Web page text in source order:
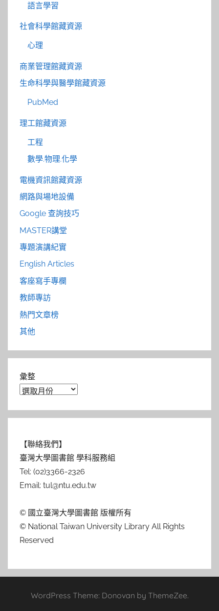
語言學習
社會科學館藏資源
心理
商業管理館藏資源
生命科學與醫學館藏資源
PubMed
理工館藏資源
工程
數學.物理.化學
電機資訊館藏資源
網路與場地設備
Google 查詢技巧
MASTER講堂
專題演講紀實
English Articles
客座寫手專欄
教師專訪
熱門文章榜
其他
彙整
【聯絡我們】
臺灣大學圖書館 學科服務組
Tel: (02)3366-2326
Email: tul@ntu.edu.tw
© 國立臺灣大學圖書館 版權所有
© National Taiwan University Library All Rights
Reserved
WordPress Theme: Donovan by ThemeZee.